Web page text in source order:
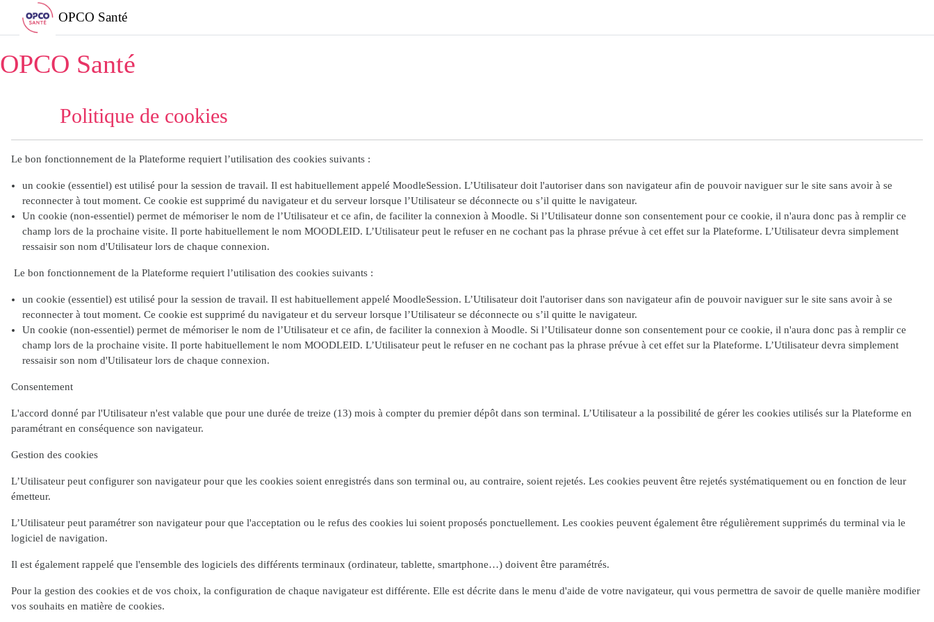
Passer au contenu principal
OPCO Santé
OPCO Santé
Politique de cookies
Le bon fonctionnement de la Plateforme requiert l’utilisation des cookies suivants :
un cookie (essentiel) est utilisé pour la session de travail. Il est habituellement appelé MoodleSession. L’Utilisateur doit l'autoriser dans son navigateur afin de pouvoir naviguer sur le site sans avoir à se
reconnecter à tout moment. Ce cookie est supprimé du navigateur et du serveur lorsque l’Utilisateur se déconnecte ou s’il quitte le navigateur.
Un cookie (non-essentiel) permet de mémoriser le nom de l’Utilisateur et ce afin, de faciliter la connexion à Moodle. Si l’Utilisateur donne son consentement pour ce cookie, il n'aura donc pas à remplir ce
champ lors de la prochaine visite. Il porte habituellement le nom MOODLEID. L’Utilisateur peut le refuser en ne cochant pas la phrase prévue à cet effet sur la Plateforme. L’Utilisateur devra simplement
ressaisir son nom d'Utilisateur lors de chaque connexion.
Le bon fonctionnement de la Plateforme requiert l’utilisation des cookies suivants :
un cookie (essentiel) est utilisé pour la session de travail. Il est habituellement appelé MoodleSession. L’Utilisateur doit l'autoriser dans son navigateur afin de pouvoir naviguer sur le site sans avoir à se
reconnecter à tout moment. Ce cookie est supprimé du navigateur et du serveur lorsque l’Utilisateur se déconnecte ou s’il quitte le navigateur.
Un cookie (non-essentiel) permet de mémoriser le nom de l’Utilisateur et ce afin, de faciliter la connexion à Moodle. Si l’Utilisateur donne son consentement pour ce cookie, il n'aura donc pas à remplir ce
champ lors de la prochaine visite. Il porte habituellement le nom MOODLEID. L’Utilisateur peut le refuser en ne cochant pas la phrase prévue à cet effet sur la Plateforme. L’Utilisateur devra simplement
ressaisir son nom d'Utilisateur lors de chaque connexion.
Consentement
L'accord donné par l'Utilisateur n'est valable que pour une durée de treize (13) mois à compter du premier dépôt dans son terminal. L’Utilisateur a la possibilité de gérer les cookies utilisés sur la Plateforme en
paramétrant en conséquence son navigateur.
Gestion des cookies
L’Utilisateur peut configurer son navigateur pour que les cookies soient enregistrés dans son terminal ou, au contraire, soient rejetés. Les cookies peuvent être rejetés systématiquement ou en fonction de leur
émetteur.
L’Utilisateur peut paramétrer son navigateur pour que l'acceptation ou le refus des cookies lui soient proposés ponctuellement. Les cookies peuvent également être régulièrement supprimés du terminal via le
logiciel de navigation.
Il est également rappelé que l'ensemble des logiciels des différents terminaux (ordinateur, tablette, smartphone…) doivent être paramétrés.
Pour la gestion des cookies et de vos choix, la configuration de chaque navigateur est différente. Elle est décrite dans le menu d'aide de votre navigateur, qui vous permettra de savoir de quelle manière modifier
vos souhaits en matière de cookies.